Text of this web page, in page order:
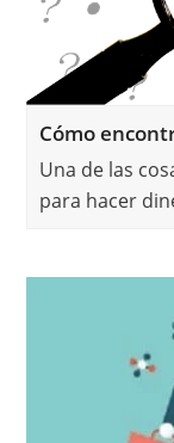
Cómo
Una de las
para hacer